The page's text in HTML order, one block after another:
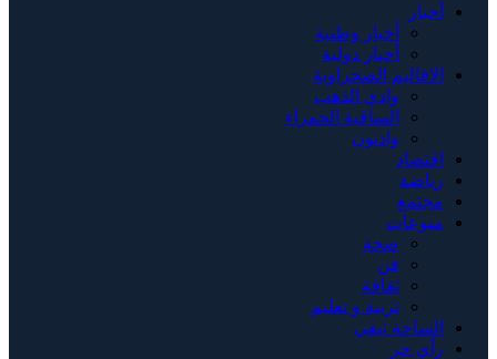
أخبار
أخبار وطنية
أخبار دولية
الاقاليم الصحراوية
وادي الذهب
الساقية الحمراء
وادنون
اقتصاد
رياضة
مجتمع
منوعات
صحة
فن
ثقافة
تربية و تعليم
الساحة تيفي
رأي حر